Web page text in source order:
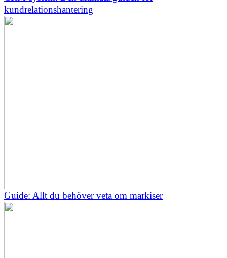
kundrelationshantering
Guide: Allt du behöver veta om markiser